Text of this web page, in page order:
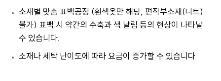
소재별 맞춤 표백공정 (흰색옷만 해당, 편직부소재(니트)
불가) 표백 시 약간의 수축과 색 날림 등의 현상이 나타날
수 있습니다.
소재나 세탁 난이도에 따라 요금이 증가할 수 있습니다.